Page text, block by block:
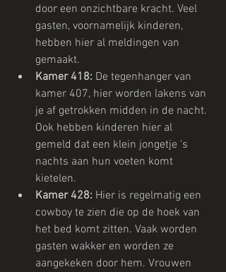
door een onzichtbare kracht. Veel
gasten, voornamelijk kinderen,
hebben hier al meldingen van
gemaakt.
Kamer 418: De tegenhanger van
kamer 407, hier worden lakens van
je af getrokken midden in de nacht.
Ook hebben kinderen hier al
gemeld dat een klein jongetje 's
nachts aan hun voeten komt
kietelen.
Kamer 428: Hier is regelmatig een
cowboy te zien die op de hoek van
het bed komt zitten. Vaak worden
gasten wakker en worden ze
aangekeken door hem. Vrouwen